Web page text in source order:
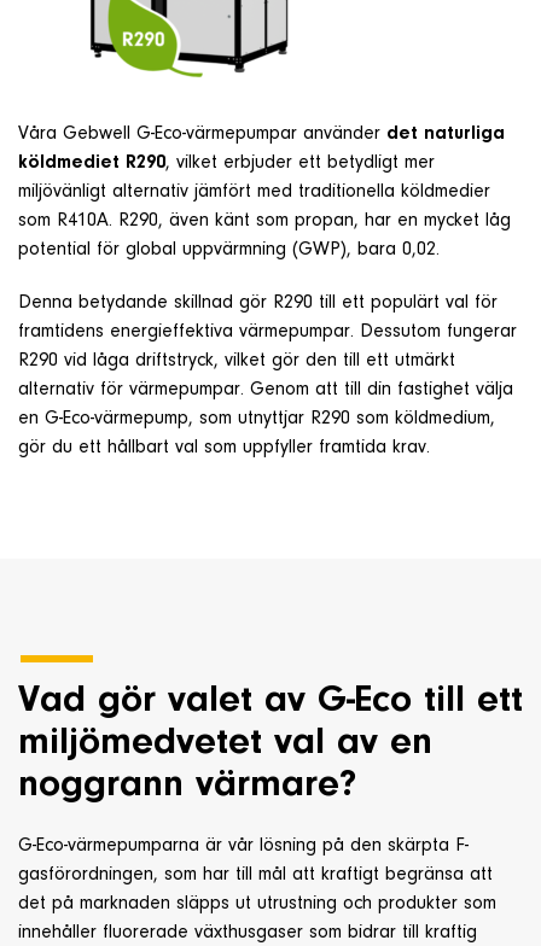
Våra Gebwell G-Eco-värmepumpar använder det naturliga
köldmediet R290, vilket erbjuder ett betydligt mer
miljövänligt alternativ jämfört med traditionella köldmedier
som R410A. R290, även känt som propan, har en mycket låg
potential för global uppvärmning (GWP), bara 0,02.
Denna betydande skillnad gör R290 till ett populärt val för
framtidens energieffektiva värmepumpar. Dessutom fungerar
R290 vid låga driftstryck, vilket gör den till ett utmärkt
alternativ för värmepumpar. Genom att till din fastighet välja
en G-Eco-värmepump, som utnyttjar R290 som köldmedium,
gör du ett hållbart val som uppfyller framtida krav.
Vad gör valet av G-Eco till ett
miljömedvetet val av en
noggrann värmare?
G-Eco-värmepumparna är vår lösning på den skärpta F-
gasförordningen, som har till mål att kraftigt begränsa att
det på marknaden släpps ut utrustning och produkter som
innehåller fluorerade växthusgaser som bidrar till kraftig